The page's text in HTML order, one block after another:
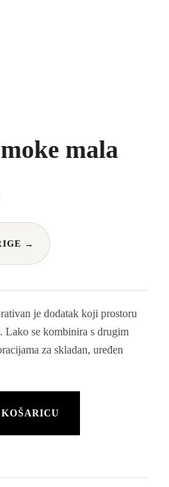
mala
→
je dodatak koji prostoru
Lako se kombinira s drugim
za skladan, uređen